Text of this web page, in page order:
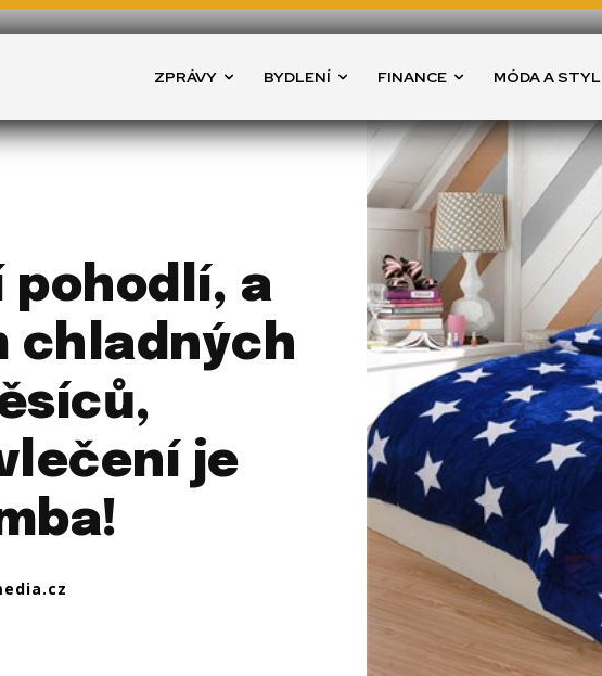
ZPRÁVY BYDLENÍ FINANCE MÓDA A STYL
pohodlí, a
chladných
je